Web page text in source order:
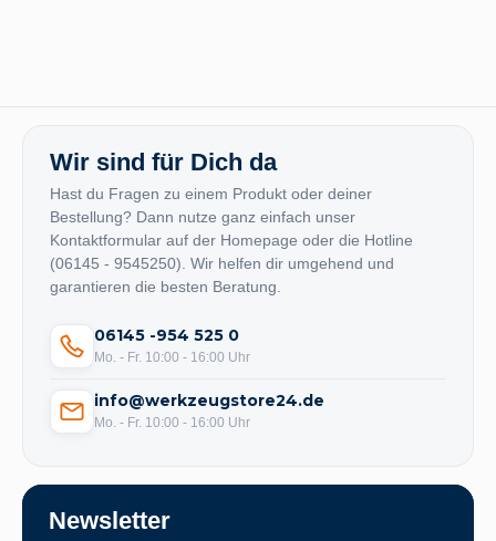
Wir sind für Dich da
Hast du Fragen zu einem Produkt oder deiner
Bestellung? Dann nutze ganz einfach unser
Kontaktformular auf der Homepage oder die Hotline
(06145 - 9545250). Wir helfen dir umgehend und
garantieren die besten Beratung.
06145 -954 525 0
Mo. - Fr. 10:00 - 16:00 Uhr
info@werkzeugstore24.de
Mo. - Fr. 10:00 - 16:00 Uhr
Newsletter